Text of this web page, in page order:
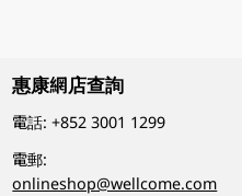
惠康網店查詢
電話:+852 3001 1299
電郵:
onlineshop@wellcome.com